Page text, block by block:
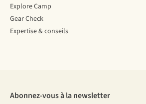
Explore Camp
Gear Check
Expertise & conseils
Abonnez-vous à la newsletter